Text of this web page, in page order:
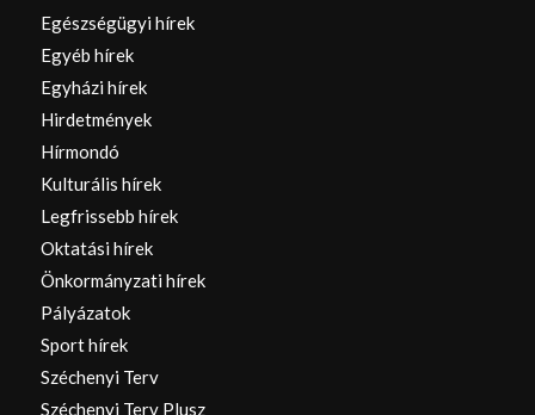
Egészségügyi hírek
Egyéb hírek
Egyházi hírek
Hirdetmények
Hírmondó
Kulturális hírek
Legfrissebb hírek
Oktatási hírek
Önkormányzati hírek
Pályázatok
Sport hírek
Széchenyi Terv
Széchenyi Terv Plusz